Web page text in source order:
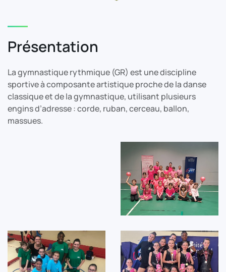
Présentation
La gymnastique rythmique (GR) est une discipline
sportive à composante artistique proche de la danse
classique et de la gymnastique, utilisant plusieurs
engins d’adresse : corde, ruban, cerceau, ballon,
massues.
voir
voir
voir